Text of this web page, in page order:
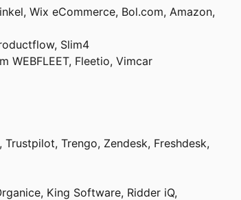
Wix eCommerce, Bol.com, Amazon,
Slim4
WEBFLEET, Fleetio, Vimcar
Trengo, Zendesk, Freshdesk,
King Software, Ridder iQ,